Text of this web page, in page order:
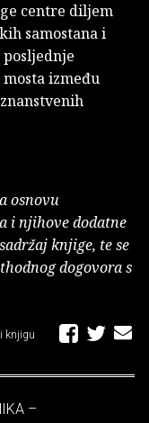
centre diljem
samostana i
između
osnovu
i njihove dodatne
knjige, te se
dogovora s
knjigu
–